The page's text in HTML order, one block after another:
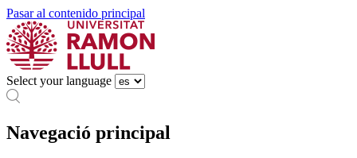
Pasar al contenido principal
Select your language
Navegació principal